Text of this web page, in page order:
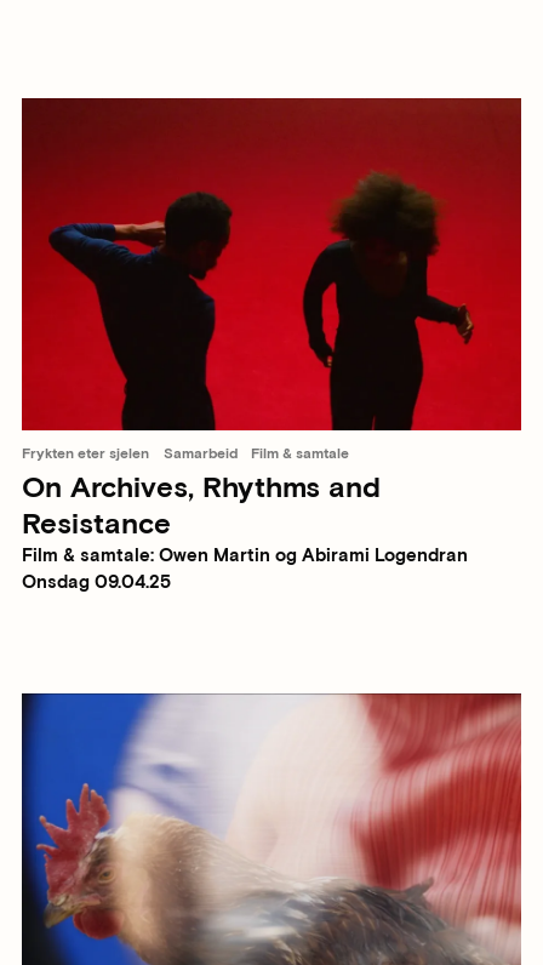
Frykten eter sjelen Samarbeid Film & samtale
On Archives, Rhythms and
Resistance
Film & samtale: Owen Martin og Abirami Logendran
Onsdag 09.04.25